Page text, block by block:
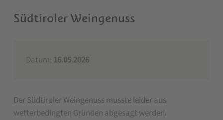
Südtiroler Weingenuss
Datum: 16.05.2026
Der Südtiroler Weingenuss musste leider aus
wetterbedingten Gründen abgesagt werden.